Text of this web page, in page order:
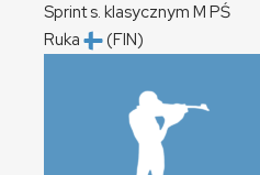
Sprint s. klasycznym M PŚ
Ruka
(FIN)